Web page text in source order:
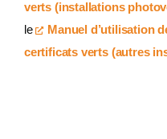
verts (installations
le
Manuel d’utilisation
certificats verts (autres